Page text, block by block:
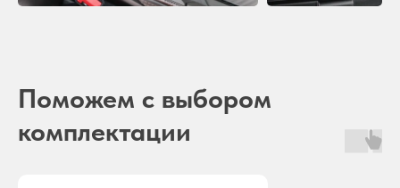
Поможем с выбором
комплектации